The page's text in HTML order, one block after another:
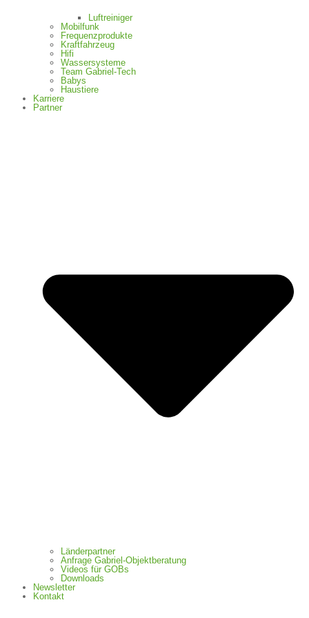
Luftreiniger
Mobilfunk
Frequenzprodukte
Kraftfahrzeug
Hifi
Wassersysteme
Team Gabriel-Tech
Babys
Haustiere
Karriere
Partner
Länderpartner
Anfrage Gabriel-Objektberatung
Videos für GOBs
Downloads
Newsletter
Kontakt